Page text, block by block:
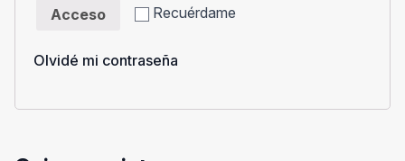
Recuérdame
Acceso
Olvidé mi contraseña